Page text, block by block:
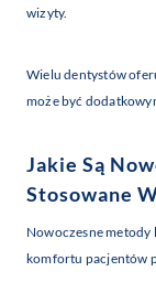
wizyty.
Wielu dentystów
może być
Jakie Są
Stosowane
Nowoczesne metody
komfortu pacjentów